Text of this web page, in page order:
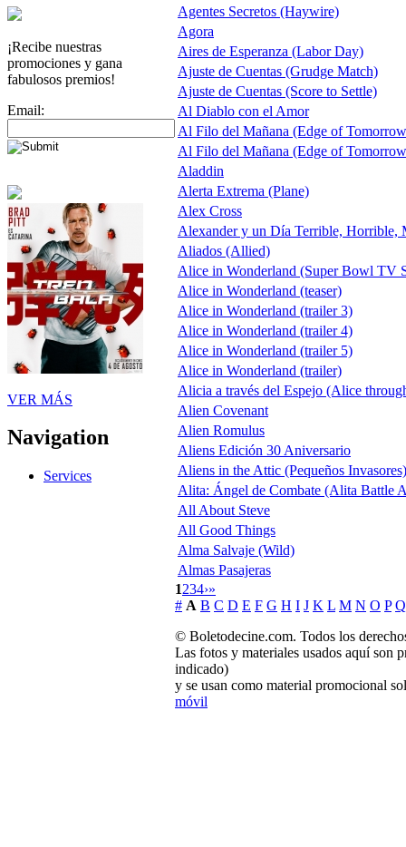
¡Recibe nuestras
promociones y gana
fabulosos premios!
Email:
VER MÁS
Navigation
Services
Agentes Secretos (Haywire)
Agora
Aires de Esperanza (Labor Day)
Ajuste de Cuentas (Grudge Match)
Ajuste de Cuentas (Score to Settle)
Al Diablo con el Amor
Al Filo del Mañana (Edge of
Al Filo del Mañana (Edge of
Aladdin
Alerta Extrema (Plane)
Alex Cross
Alexander y un Día Terrible, Horrible,
Aliados (Allied)
Alice in Wonderland (Super Bowl TV
Alice in Wonderland (teaser)
Alice in Wonderland (trailer 3)
Alice in Wonderland (trailer 4)
Alice in Wonderland (trailer 5)
Alice in Wonderland (trailer)
Alicia a través del Espejo (Alice
Alien Covenant
Alien Romulus
Aliens Edición 30 Aniversario
Aliens in the Attic (Pequeños Invasores)
Alita: Ángel de Combate (Alita Battle
All About Steve
All Good Things
Alma Salvaje (Wild)
Almas Pasajeras
1234›»
# A B C D E F G H I J K L M N O P Q
© Boletodecine.com. Todos los
Las fotos y materiales usados aquí son
indicado)
y se usan como material promocional
móvil